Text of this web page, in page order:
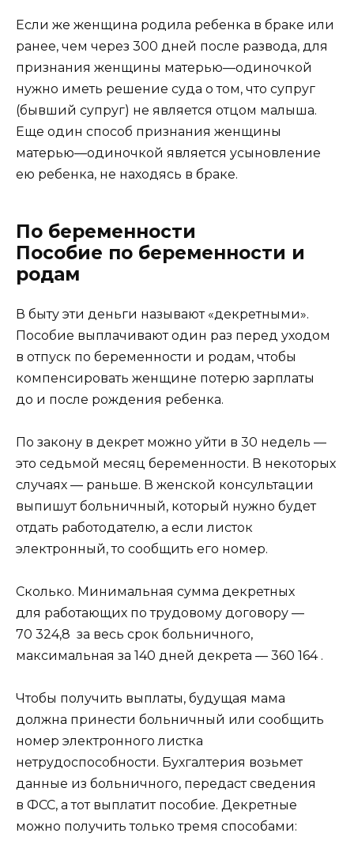
Если же женщина родила ребенка в браке или
ранее, чем через 300 дней после развода, для
признания женщины матерью—одиночкой
нужно иметь решение суда о том, что супруг
(бывший супруг) не является отцом малыша.
Еще один способ признания женщины
матерью—одиночкой является усыновление
ею ребенка, не находясь в браке.
По беременности
Пособие по беременности и
родам
В быту эти деньги называют «декретными».
Пособие выплачивают один раз перед уходом
в отпуск по беременности и родам, чтобы
компенсировать женщине потерю зарплаты
до и после рождения ребенка.
По закону в декрет можно уйти в 30 недель —
это седьмой месяц беременности. В некоторых
случаях — раньше. В женской консультации
выпишут больничный, который нужно будет
отдать работодателю, а если листок
электронный, то сообщить его номер.
Сколько. Минимальная сумма декретных
для работающих по трудовому договору —
70 324,8 за весь срок больничного,
максимальная за 140 дней декрета — 360 164 .
Чтобы получить выплаты, будущая мама
должна принести больничный или сообщить
номер электронного листка
нетрудоспособности. Бухгалтерия возьмет
данные из больничного, передаст сведения
в ФСС, а тот выплатит пособие. Декретные
можно получить только тремя способами: